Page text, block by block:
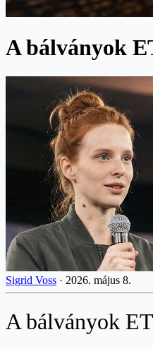
A bálványok
Sigrid Voss · 2026. május 8.
A bálványok